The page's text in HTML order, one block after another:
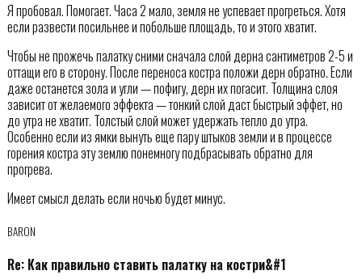
Я пробовал. Помогает. Часа 2 мало, земля не успевает прогреться. Хотя
если развести посильнее и побольше площадь, то и этого хватит.
Чтобы не прожечь палатку сними сначала слой дерна сантиметров 2-5 и
оттащи его в сторону. После переноса костра положи дерн обратно. Если
даже останется зола и угли — пофигу, дерн их погасит. Толщина слоя
зависит от желаемого эффекта — тонкий слой даст быстрый эффет, но
до утра не хватит. Толстый слой может удержать тепло до утра.
Особенно если из ямки вынуть еще пару штыков земли и в процессе
горения костра эту землю понемногу подбрасывать обратно для
прогрева.
Имеет смысл делать если ночью будет минус.
BARON
Re: Как правильно ставить палатку на костри&#1